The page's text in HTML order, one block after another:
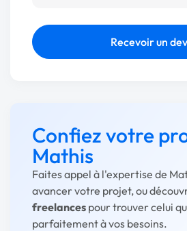
Recevoir un
Confiez votre
Mathis
Faites appel à l'expertise de
avancer votre projet, ou
freelances pour trouver celui
parfaitement à vos besoins.